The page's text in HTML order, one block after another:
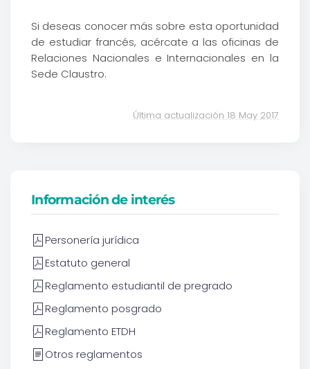
Si deseas conocer más sobre esta oportunidad
de estudiar francés, acércate a las oficinas de
Relaciones Nacionales e Internacionales en la
Sede Claustro.
Última actualización 18 May 2017
Información de interés
Personería jurídica
Estatuto general
Reglamento estudiantil de pregrado
Reglamento posgrado
Reglamento ETDH
Otros reglamentos